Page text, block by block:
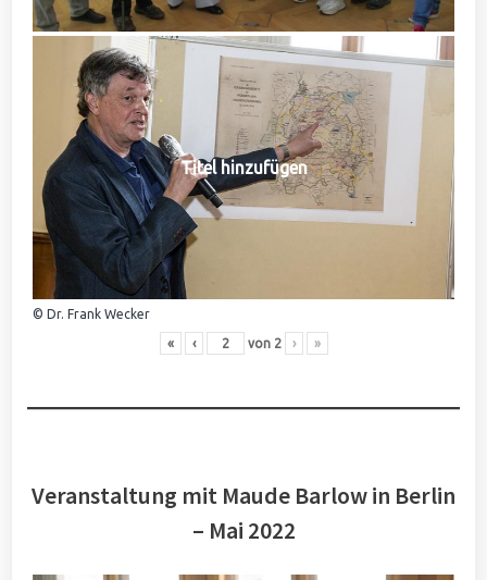
Titel hinzufügen
© Dr. Frank Wecker
« ‹ von 2 › »
Veranstaltung mit Maude Barlow in Berlin
– Mai 2022